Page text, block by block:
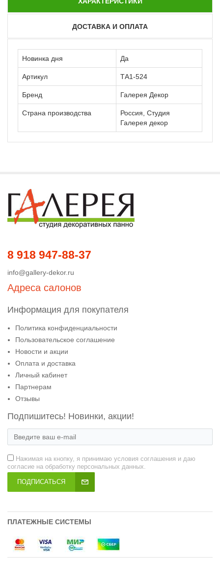
ДОСТАВКА И ОПЛАТА
Новинка дня Да
Артикул ТА1-524
Бренд Галерея Декор
Страна производства
Россия, Студия
Галерея декор
8 918 947-88-37
info@gallery-dekor.ru
Адреса салонов
Информация для покупателя
Политика конфиденциальности
Пользовательское соглашение
Новости и акции
Оплата и доставка
Личный кабинет
Партнерам
Отзывы
Подпишитесь! Новинки, акции!
Нажимая на кнопку, я принимаю условия соглашения и даю
согласие на обработку персональных данных.
ПОДПИСАТЬСЯ
ПЛАТЕЖНЫЕ СИСТЕМЫ